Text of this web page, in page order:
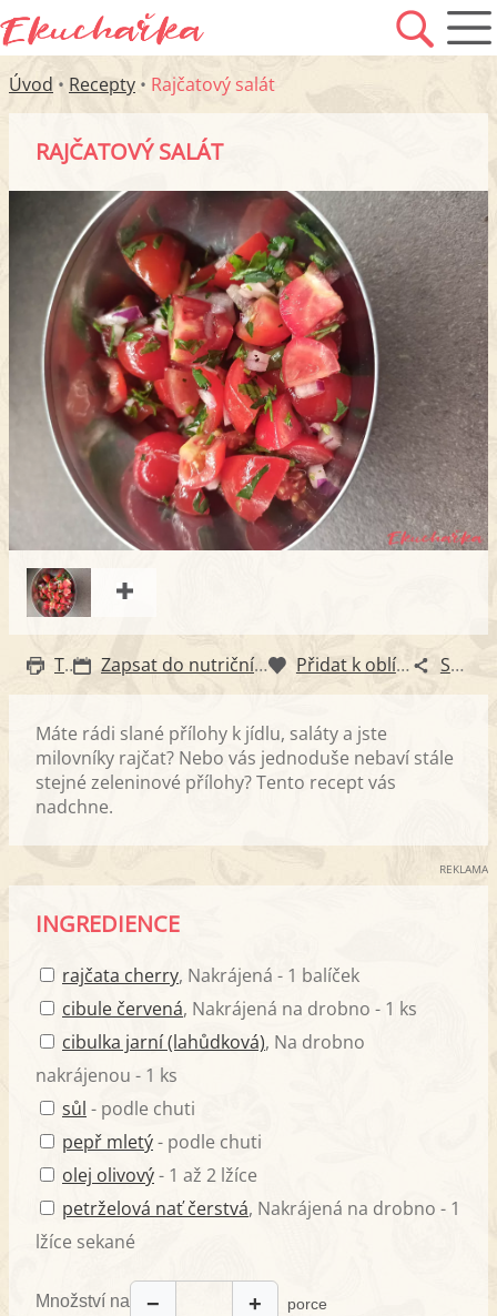
Úvod • Recepty • Rajčatový salát
RAJČATOVÝ SALÁT
Tisk Zapsat do nutričního diáře Přidat k oblíbeným Sdílet
Máte rádi slané přílohy k jídlu, saláty a jste
milovníky rajčat? Nebo vás jednoduše nebaví stále
stejné zeleninové přílohy? Tento recept vás
nadchne.
REKLAMA
INGREDIENCE
rajčata cherry, Nakrájená - 1 balíček
cibule červená, Nakrájená na drobno - 1 ks
cibulka jarní (lahůdková), Na drobno
nakrájenou - 1 ks
sůl - podle chuti
pepř mletý- podle chuti
olej olivový- 1 až 2 lžíce
petrželová nať čerstvá, Nakrájená na drobno - 1
lžíce sekané
Množství na − + porce